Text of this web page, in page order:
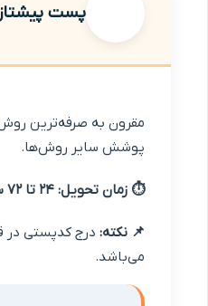
پست پیشتاز
مقرون به صرفه‌ترین
پوشش سایر روش‌ها.
⏱ زمان تحویل: ۲۴ تا ۷۲ ساعت
📌 نکته:درج کدپستی در
می‌باشد.